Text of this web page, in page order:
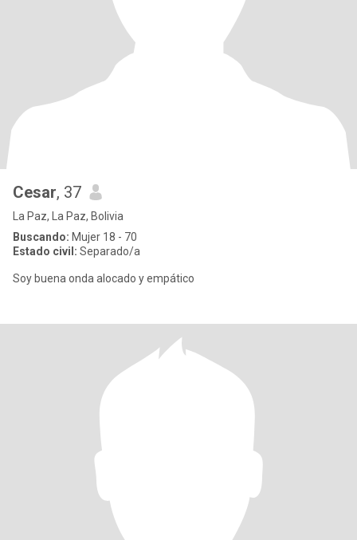
Cesar, 37
La Paz, La Paz, Bolivia
Buscando: Mujer 18 - 70
Estado civil: Separado/a
Soy buena onda alocado y empático